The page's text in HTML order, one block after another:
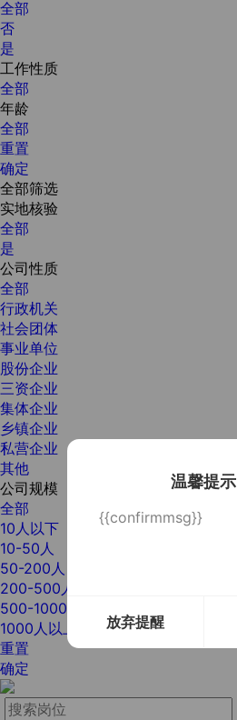
温馨提示
{{confirmmsg}}
放弃提醒
全部
否
是
工作性质
全部
年龄
全部
重置
确定
全部筛选
实地核验
全部
是
公司性质
全部
行政机关
社会团体
事业单位
股份企业
三资企业
集体企业
乡镇企业
私营企业
其他
公司规模
全部
10人以下
10-50人
50-200人
200-500人
500-1000人
1000人以上
重置
确定